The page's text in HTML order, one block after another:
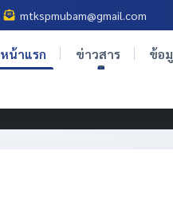
mtkspmubam@gmail.com
หน้าแรก ข่าวสาร ข้อ